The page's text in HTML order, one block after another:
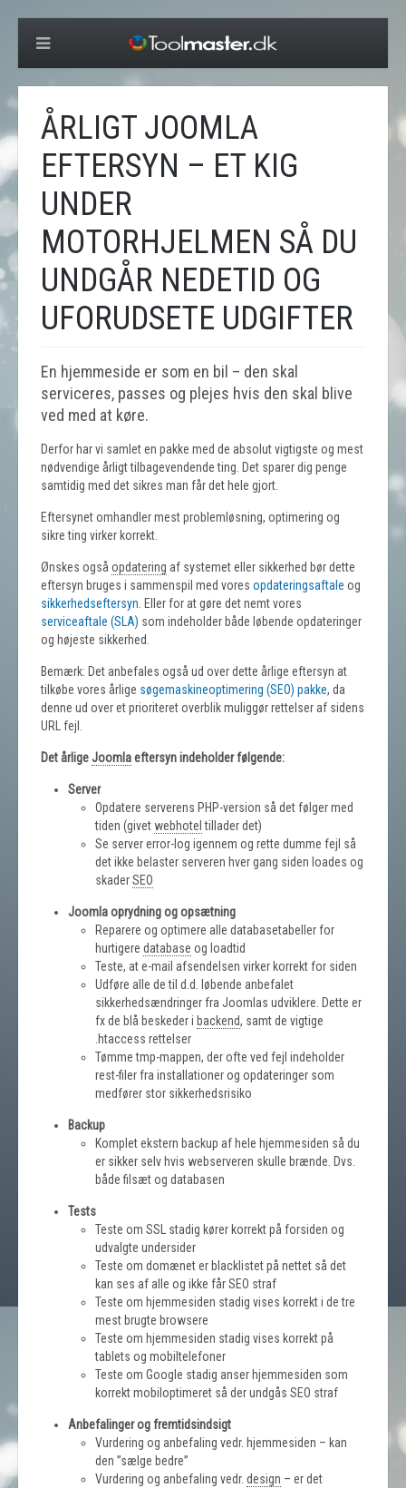
ÅRLIGT JOOMLA
EFTERSYN – ET KIG
UNDER
MOTORHJELMEN SÅ DU
UNDGÅR NEDETID OG
UFORUDSETE UDGIFTER
En hjemmeside er som en bil – den skal
serviceres, passes og plejes hvis den skal blive
ved med at køre.
Derfor har vi samlet en pakke med de absolut vigtigste og mest
nødvendige årligt tilbagevendende ting. Det sparer dig penge
samtidig med det sikres man får det hele gjort.
Eftersynet omhandler mest problemløsning, optimering og
sikre ting virker korrekt.
Ønskes også opdatering af systemet eller sikkerhed bør dette
eftersyn bruges i sammenspil med vores opdateringsaftale og
sikkerhedseftersyn . Eller for at gøre det nemt vores
serviceaftale (SLA) som indeholder både løbende opdateringer
og højeste sikkerhed.
Bemærk: Det anbefales også ud over dette årlige eftersyn at
tilkøbe vores årlige søgemaskineoptimering (SEO) pakke, da
denne ud over et prioriteret overblik muliggør rettelser af sidens
URL fejl.
Det årlige Joomlaeftersyn indeholder følgende:
Server
Opdatere serverens PHP-version så det følger med
tiden (givet webhotel tillader det)
Se server error-log igennem og rette dumme fejl så
det ikke belaster serveren hver gang siden loades og
skaderSEO
Joomla oprydning og opsætning
Reparere og optimere alle databasetabeller for
hurtigere database og loadtid
Teste, at e-mail afsendelsen virker korrekt for siden
Udføre alle de til d.d. løbende anbefalet
sikkerhedsændringer fra Joomlas udviklere. Dette er
fx de blå beskeder i backend, samt de vigtige
.htaccess rettelser
Tømme tmp-mappen, der ofte ved fejl indeholder
rest-filer fra installationer og opdateringer som
medfører stor sikkerhedsrisiko
Backup
Komplet ekstern backup af hele hjemmesiden så du
er sikker selv hvis webserveren skulle brænde. Dvs.
både filsæt og databasen
Tests
Teste om SSL stadig kører korrekt på forsiden og
udvalgte undersider
Teste om domænet er blacklistet på nettet så det
kan ses af alle og ikke får SEO straf
Teste om hjemmesiden stadig vises korrekt i de tre
mest brugte browsere
Teste om hjemmesiden stadig vises korrekt på
tablets og mobiltelefoner
Teste om Google stadig anser hjemmesiden som
korrekt mobiloptimeret så der undgås SEO straf
Anbefalinger og fremtidsindsigt
Vurdering og anbefaling vedr. hjemmesiden – kan
den ”sælge bedre”
Vurdering og anbefaling vedr. design – er det